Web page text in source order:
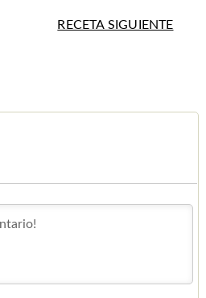
RECETA SIGUIENTE